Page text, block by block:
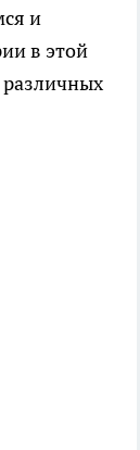
и
в этой
различных